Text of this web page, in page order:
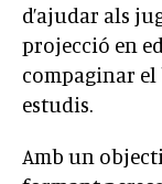
d’ajudar als
projecció en
compaginar el
estudis.
Amb un